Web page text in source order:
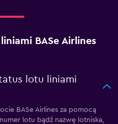
BASe Airlines
lotu liniami
BASe Airlines za pomocą
lotu bądź nazwę lotniska,